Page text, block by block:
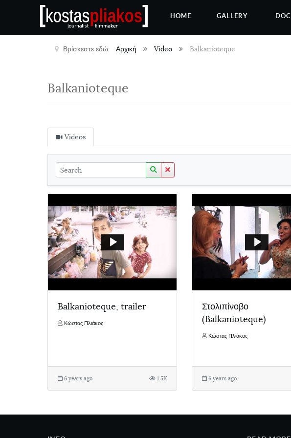
HOME GALLERY DOC
Βρίσκεστε εδώ: Αρχική Video Balkanioteque
Balkanioteque
Videos
Balkanioteque, trailer
Κώστας Πλιάκος
6 years ago 1.5K
Στολιπίνοβο
(Balkanioteque)
Κώστας Πλιάκος
6 years ago